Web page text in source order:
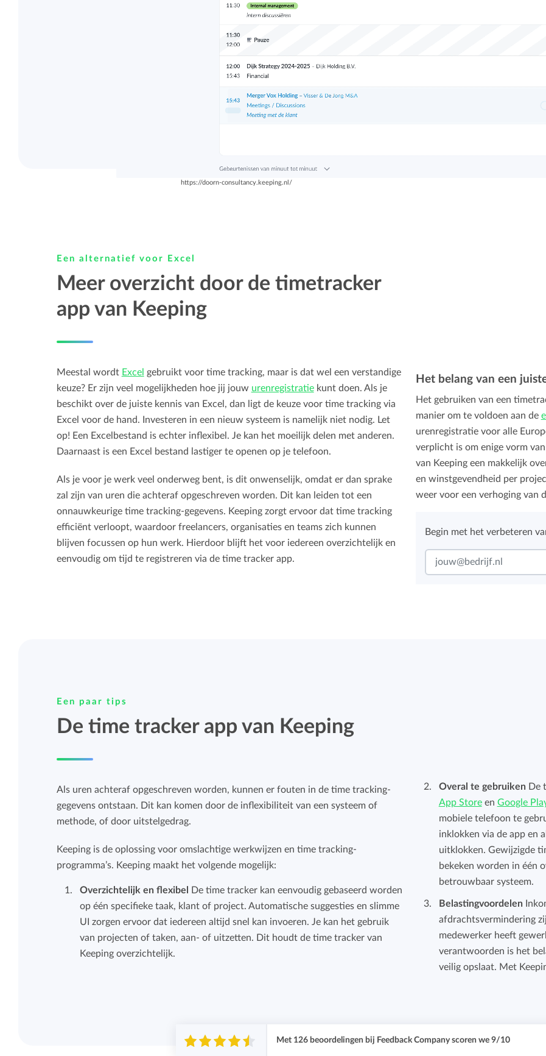
Overzicht en structuur houden
Houd overzicht en pas de structuur aan
die bij jou en je organisatie past.
Eenvoudig direct inzicht in de uren van je
Eenvoudig uren factureren met bekende
Bij goed gebruik van de timetracker Keeping kun je gemakkelijk overzichten maken die
jouw organisatie's effectiviteit.
https://doorn-consultancy.keeping.nl/
Een alternatief voor Excel
Meer overzicht door de timetracker
app van Keeping
Meestal wordt Excel gebruikt voor time tracking, maar is dat wel een verstandige
keuze? Er zijn veel mogelijkheden hoe jij jouw urenregistratiekunt doen. Als je
beschikt over de juiste kennis van Excel, dan ligt de keuze voor time tracking via
Excel voor de hand. Investeren in een nieuw systeem is namelijk niet nodig. Let
op! Een Excelbestand is echter inflexibel. Je kan het moeilijk delen met anderen.
Daarnaast is een Excel bestand lastiger te openen op je telefoon.
Als je voor je werk veel onderweg bent, is dit onwenselijk, omdat er dan sprake
zal zijn van uren die achteraf opgeschreven worden. Dit kan leiden tot een
onnauwkeurige time tracking-gegevens. Keeping zorgt ervoor dat time tracking
efficiënt verloopt, waardoor freelancers, organisaties en teams zich kunnen
blijven focussen op hun werk. Hierdoor blijft het voor iedereen overzichtelijk en
eenvoudig om tijd te registreren via de time tracker app.
Het belang van een
Het gebruiken van een
manier om te voldoen aan de
urenregistratie voor alle
verplicht is om enige vorm
van Keeping een makkelijk
en winstgevendheid per
weer voor een verhoging van
Begin met het verbeteren
Een paar tips
De time tracker app van Keeping
Als uren achteraf opgeschreven worden, kunnen er fouten in de time tracking-
gegevens ontstaan. Dit kan komen door de inflexibiliteit van een systeem of
methode, of door uitstelgedrag.
Keeping is de oplossing voor omslachtige werkwijzen en time tracking-
programma’s. Keeping maakt het volgende mogelijk:
Overzichtelijk en flexibel
De time tracker kan eenvoudig gebaseerd worden
op één specifieke taak, klant of project. Automatische suggesties en slimme
UI zorgen ervoor dat iedereen altijd snel kan invoeren. Je kan het gebruik
van projecten of taken, aan- of uitzetten. Dit houdt de time tracker van
Keeping overzichtelijk.
Overal te gebruiken De
App Storeen Google
mobiele telefoon te
inklokken via de app en
uitklokken. Gewijzigde
bekeken worden in één
betrouwbaar systeem.
Belastingvoordelen
afdrachtsvermindering
medewerker heeft
verantwoorden is het
veilig opslaat. Met
Met 126 beoordelingen bij Feedback Company scoren we9/10